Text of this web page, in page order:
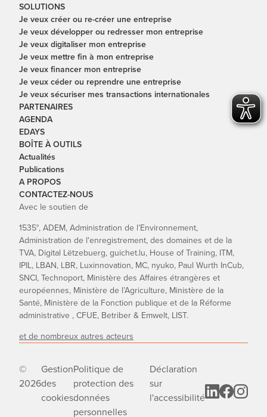
SOLUTIONS
Je veux créer ou re-créer une entreprise
Je veux développer ou redresser mon entreprise
Je veux digitaliser mon entreprise
Je veux mettre fin à mon entreprise
Je veux financer mon entreprise
Je veux céder ou reprendre une entreprise
Je veux sécuriser mes transactions internationales
PARTENAIRES
AGENDA
EDAYS
BOÎTE À OUTILS
Actualités
Publications
A PROPOS
CONTACTEZ-NOUS
Avec le soutien de
1535°, ADEM, Administration de l’Environnement,
Administration de l'enregistrement, des domaines et de la
TVA, Digital Lëtzebuerg, guichet.lu, House of Training, ITM,
IPIL, LBAN, LBR, Luxinnovation, MC, nyuko, Paul Wurth InCub,
SNCI, Technoport, Ministère des Affaires étrangères et
européennes, Ministère de l’Agriculture, Ministère de la
Santé, Ministère de la Fonction publique et de la Réforme
administrative , CFUE, Betriber & Emwelt, LIST.
et de nombreux autres acteurs
©
2026
Gestion
des
cookies
Politique de
protection des
données
personnelles
Déclaration
sur
l'accessibilité